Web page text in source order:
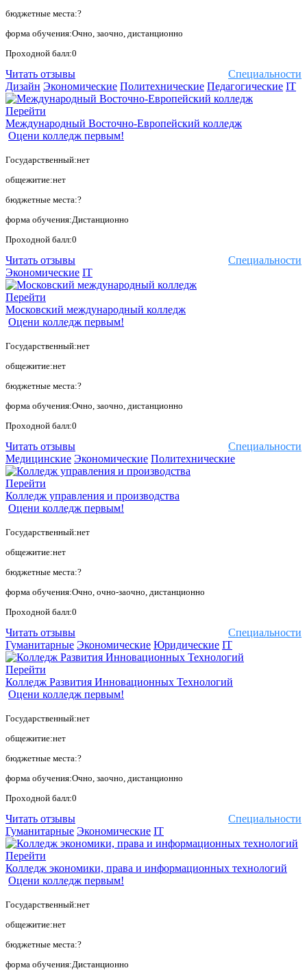
бюджетные места:?
форма обучения:Очно, заочно, дистанционно
Проходной балл:0
Специальности
Читать отзывы
Дизайн Экономические Политехнические Педагогические IT
Перейти
Международный Восточно-Европейский колледж
Оцени колледж первым!
Государственный:нет
общежитие:нет
бюджетные места:?
форма обучения:Дистанционно
Проходной балл:0
Специальности
Читать отзывы
Экономические IT
Перейти
Московский международный колледж
Оцени колледж первым!
Государственный:нет
общежитие:нет
бюджетные места:?
форма обучения:Очно, заочно, дистанционно
Проходной балл:0
Специальности
Читать отзывы
Медицинские Экономические Политехнические
Перейти
Колледж управления и производства
Оцени колледж первым!
Государственный:нет
общежитие:нет
бюджетные места:?
форма обучения:Очно, очно-заочно, дистанционно
Проходной балл:0
Специальности
Читать отзывы
Гуманитарные Экономические Юридические IT
Перейти
Колледж Развития Инновационных Технологий
Оцени колледж первым!
Государственный:нет
общежитие:нет
бюджетные места:?
форма обучения:Очно, заочно, дистанционно
Проходной балл:0
Специальности
Читать отзывы
Гуманитарные Экономические IT
Перейти
Колледж экономики, права и информационных технологий
Оцени колледж первым!
Государственный:нет
общежитие:нет
бюджетные места:?
форма обучения:Дистанционно